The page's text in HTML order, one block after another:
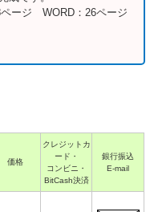
ージ WORD：26ページ
価格
クレジットカ
ード・
コンビニ・
BitCash決済
銀行振込
E-mail